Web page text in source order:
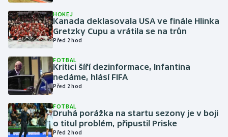
Jezdectví
Judo
Krasobruslení
Lyže a snowboard
HOKEJ
Kanada deklasovala USA ve finále Hlinka
Gretzky Cupu a vrátila se na trůn
Před 2 hod
FOTBAL
Kritici šíří dezinformace, Infantina
nedáme, hlásí FIFA
Před 2 hod
FOTBAL
Druhá porážka na startu sezony je v boji
o titul problém, připustil Priske
Před 2 hod